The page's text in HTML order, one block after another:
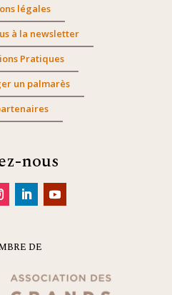
légales
à la newsletter
Pratiques
un palmarès
nous
DE